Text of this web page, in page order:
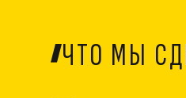
ЧТО МЫ